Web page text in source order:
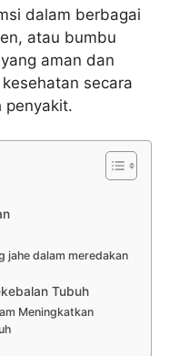
dalam berbagai
atau bumbu
aman dan
secara
penyakit.
jahe dalam meredakan
Tubuh
Meningkatkan